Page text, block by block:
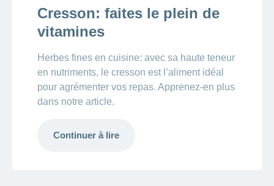
Cresson: faites le plein de
vitamines
Herbes fines en cuisine: avec sa haute teneur
en nutriments, le cresson est l’aliment idéal
pour agrémenter vos repas. Apprenez-en plus
dans notre article.
Continuer à lire